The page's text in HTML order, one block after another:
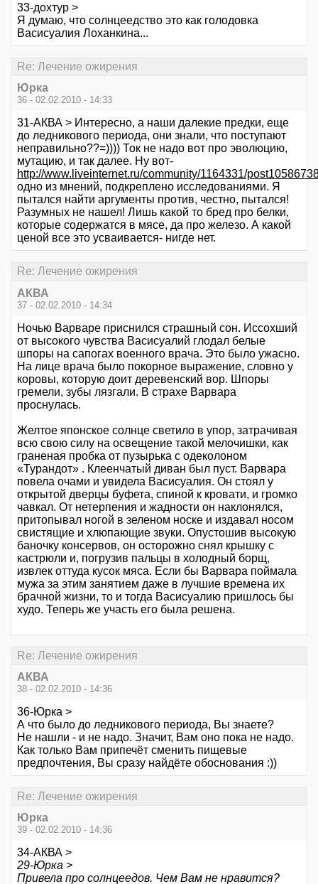
33-дохтур >
Я думаю, что солнцеедство это как голодовка
Васисуалия Лоханкина...
Re: Лечение ожирения
Юрка
36 - 02.02.2010 - 14:33
31-АКВА > Интересно, а наши далекие предки, еще
до ледникового периода, они знали, что поступают
неправильно??=)))) Ток не надо вот про эволюцию,
мутацию, и так далее. Ну вот-
http://www.liveinternet.ru/community/1164331/
одно из мнений, подкреплено исследованиями. Я
пытался найти аргументы против, честно, пытался!
Разумных не нашел! Лишь какой то бред про белки,
которые содержатся в мясе, да про железо. А какой
ценой все это усваивается- нигде нет.
Re: Лечение ожирения
АКВА
37 - 02.02.2010 - 14:34
Ночью Варваре приснился страшный сон. Иссохший
от высокого чувства Васисуалий глодал белые
шпоры на сапогах военного врача. Это было ужасно.
На лице врача было покорное выражение, словно у
коровы, которую доит деревенский вор. Шпоры
гремели, зубы лязгали. В страхе Варвара
проснулась.
Желтое японское солнце светило в упор, затрачивая
всю свою силу на освещение такой мелочишки, как
граненая пробка от пузырька с одеколоном
«Турандот» . Клеенчатый диван был пуст. Варвара
повела очами и увидела Васисуалия. Он стоял у
открытой дверцы буфета, спиной к кровати, и громко
чавкал. От нетерпения и жадности он наклонялся,
притопывал ногой в зеленом носке и издавал носом
свистящие и хлюпающие звуки. Опустошив высокую
баночку консервов, он осторожно снял крышку с
кастрюли и, погрузив пальцы в холодный борщ,
извлек оттуда кусок мяса. Если бы Варвapa поймала
мужа за этим занятием даже в лучшие времена их
брачной жизни, то и тогда Васисуалию пришлось бы
худо. Теперь же участь его была решена.
Re: Лечение ожирения
АКВА
38 - 02.02.2010 - 14:36
36-Юрка >
А что было до ледникового периода, Вы знаете?
Не нашли - и не надо. Значит, Вам оно пока не надо.
Как только Вам припечёт сменить пищевые
предпочтения, Вы сразу найдёте обоснования :))
Re: Лечение ожирения
Юрка
39 - 02.02.2010 - 14:36
34-АКВА >
29-Юрка >
Привела про солнцеедов. Чем Вам не нравится?